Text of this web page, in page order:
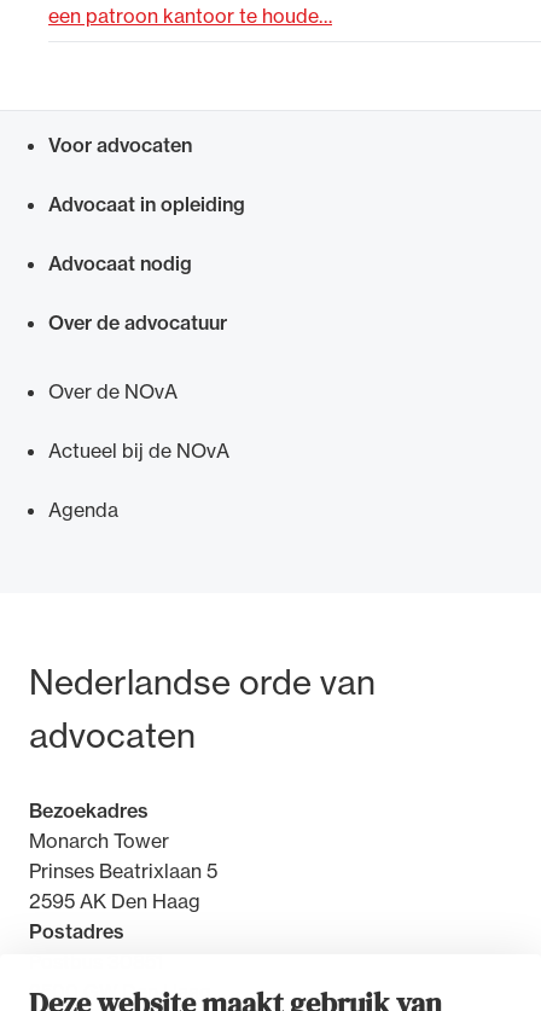
een patroon kantoor te houde…
Voor advocaten
Advocaat in opleiding
Advocaat nodig
Over de advocatuur
Over de NOvA
Actueel bij de NOvA
Agenda
Bezoek- en postadres
Nederlandse orde van
advocaten
Bezoekadres
Monarch Tower
Prinses Beatrixlaan 5
2595 AK Den Haag
Postadres
2500 GW Den Haag
Alle wet- en regelgeving voor de advocatuur.
de advocatuur (Voda) en de Regeling op de
het rechtsgebiedenregister en